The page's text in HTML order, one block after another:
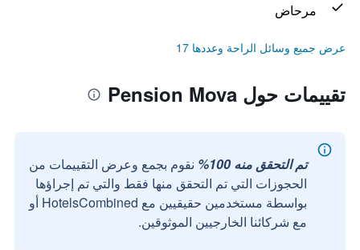
مرحاض
عرض جميع وسائل الراحة وعددها 17
تقييمات حول Pension Mova
تم التحقق منه 100%
نقوم بجمع وعرض التقييمات من
الحجوزات التي تم التحقق منها فقط والتي تم إجراؤها
بواسطة مستخدمين حقيقيين مع HotelsCombined أو
مع شركائنا الخارجيين الموثوقين.